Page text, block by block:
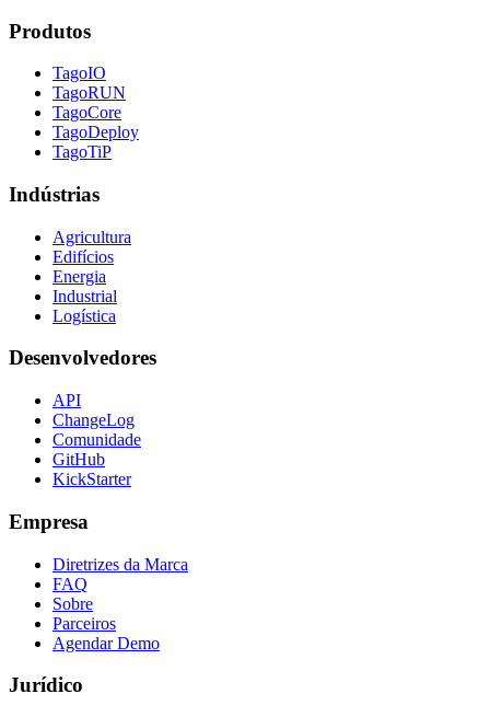
Produtos
TagoIO
TagoRUN
TagoCore
TagoDeploy
TagoTiP
Indústrias
Agricultura
Edifícios
Energia
Industrial
Logística
Desenvolvedores
API
ChangeLog
Comunidade
GitHub
KickStarter
Empresa
Diretrizes da Marca
FAQ
Sobre
Parceiros
Agendar Demo
Jurídico